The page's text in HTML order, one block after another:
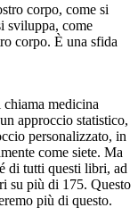
corpo, come si
sviluppa, come
corpo. È una sfida
medicina
approccio statistico,
personalizzato, in
come siete. Ma
di tutti questi libri, ad
su più di 175. Questo
più di questo.